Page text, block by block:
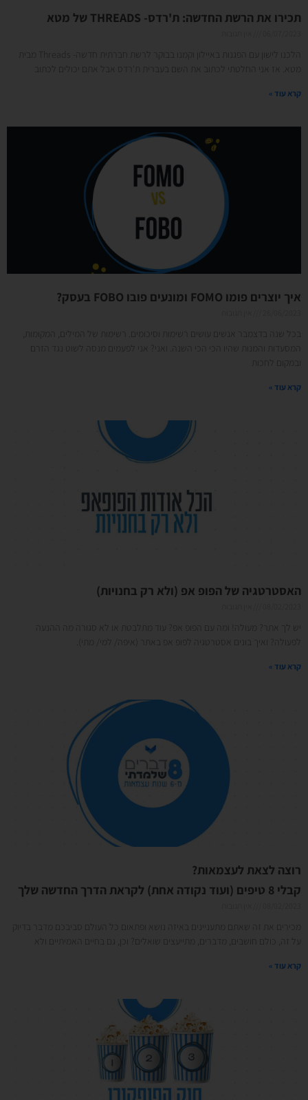
תכירו את הרשת החדשה: ת'רדס- THREADS של מטא
הלכנו לישון עם הפגנות באיילון וקמנו בבוקר לרשת חברתית חדשה- Threads מבית
מטא. אז אני החלטתי לכתוב את השם בעברית ת'רדס אבל אתם יכולים לכתוב
קרא עוד »
איך יוצרים פומו FOMO ומונעים פובו FOBO בעסק?
בכל שנה בדצמבר אנשים עושים רשימות וסיכומים. רשימות של המילים, המקומות,
המסעדות והמנות שהיו הכי הכי השנה. ואני? אני לפעמים מנסה לשוט נגד הזרם
ובמקום לחכות
קרא עוד »
האסטרטגיה של הפופ אפ (ולא רק בחנויות)
יש לך אתר? מעולה! ומה עם הפופ אפ? עוד מתלבטת או לא סגורה מה ההנעה
לפעולה? ואיך בונים אסטרטגיה לפופ אפ באתר (איפה/ למי/ מתי).
קרא עוד »
רוצה לצאת לעצמאות?
קבלי 8 טיפים (ועוד נקודה אחת) לקראת הדרך החדשה שלך
מכירים את זה שאתם מתעניינים באיזה נושא ופתאום כל העולם סביבכם מדבר בדיוק
על זה, כולם חושבים, מדברים, מתייעצים שואלים? וכן, גם בחיים האמיתיים ולא
קרא עוד »